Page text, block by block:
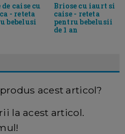
caise cu
- reteta
bebelusi
Briose cu iaurt si
caise - reteta
pentru bebelusii
de 1 an
acest articol?
la acest articol.